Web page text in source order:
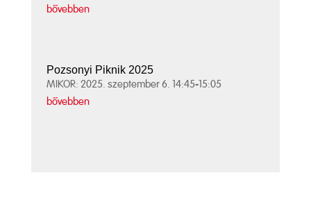
bővebben
Pozsonyi Piknik 2025
MIKOR: 2025. szeptember 6. 14:45-15:05
bővebben